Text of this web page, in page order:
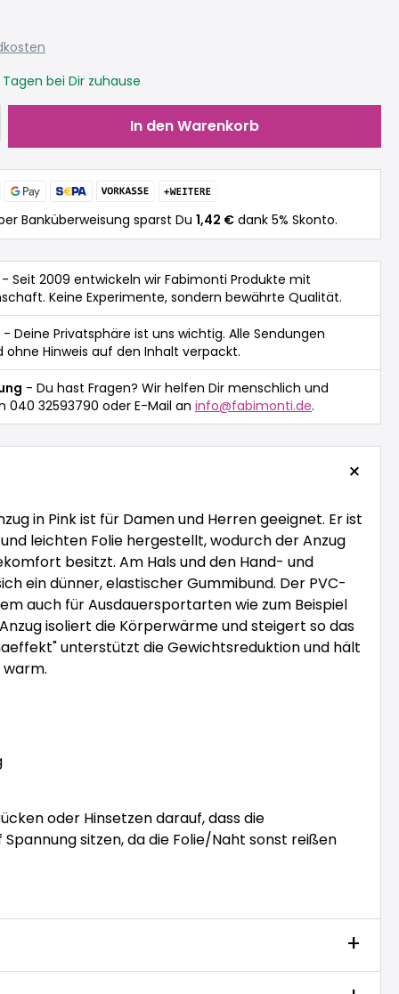
bei Dir zuhause
den gewünschten Wert ein oder
In den Warenkorb
Banküberweisung sparst Du 1,42 € dank 5% Skonto.
Seit 2009 entwickeln wir Fabimonti Produkte mit
Keine Experimente, sondern bewährte Qualität.
- Deine Privatsphäre ist uns wichtig. Alle Sendungen
Hinweis auf den Inhalt verpackt.
- Du hast Fragen? Wir helfen Dir menschlich und
32593790 oder E-Mail an info@fabimonti.de.
in Pink ist für Damen und Herren geeignet. Er ist
leichten Folie hergestellt, wodurch der Anzug
besitzt. Am Hals und den Hand- und
ein dünner, elastischer Gummibund. Der PVC-
auch für Ausdauersportarten wie zum Beispiel
isoliert die Körperwärme und steigert so das
unterstützt die Gewichtsreduktion und hält
warm.
oder Hinsetzen darauf, dass die
sitzen, da die Folie/Naht sonst reißen